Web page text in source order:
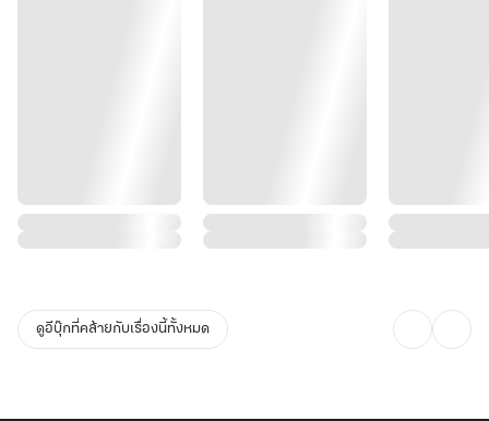
ดูอีบุ๊กที่คล้ายกับเรื่องนี้ทั้งหมด